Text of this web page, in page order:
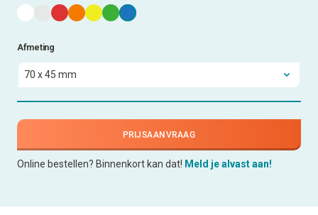
Afmeting
PRIJSAANVRAAG
Online bestellen? Binnenkort kan dat! Meld je alvast aan!